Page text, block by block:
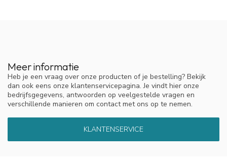
Meer informatie
Heb je een vraag over onze producten of je bestelling? Bekijk
dan ook eens onze klantenservicepagina. Je vindt hier onze
bedrijfsgegevens, antwoorden op veelgestelde vragen en
verschillende manieren om contact met ons op te nemen.
KLANTENSERVICE